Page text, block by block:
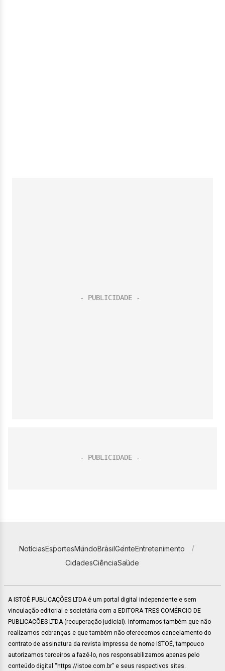
NotíciasEsportesMundoBrasilGenteEntretenimento
CidadesCiênciaSaúde
A ISTOÉ PUBLICAÇÕES LTDA é um portal digital independente e sem
vinculação editorial e societária com a EDITORA TRES COMÉRCIO DE
PUBLICACÕES LTDA (recuperação judicial). Informamos também que não
realizamos cobranças e que também não oferecemos cancelamento do
contrato de assinatura da revista impressa de nome ISTOÉ, tampouco
autorizamos terceiros a fazê-lo, nos responsabilizamos apenas pelo
conteúdo digital “https://istoe.com.br” e seus respectivos sites.